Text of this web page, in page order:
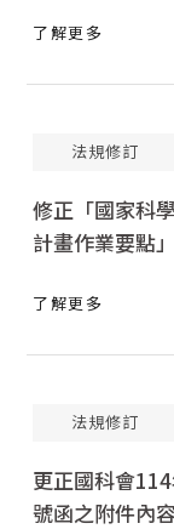
了解更多
法規修訂
修正「國家科
計畫作業要點
了解更多
法規修訂
更正國科會
號函之附件內